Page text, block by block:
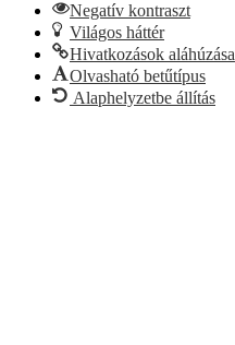
Negatív kontraszt
Világos háttér
Hivatkozások aláhúzása
Olvasható betűtípus
Alaphelyzetbe állítás